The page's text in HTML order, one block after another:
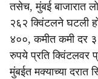
तसेच, मुंबई बाजारात
२६२ क्विंटलने घटली
४००, कमीत कमी दर
रुपये प्रति क्विंटलवर
मुंबईत मक्याच्या दरात